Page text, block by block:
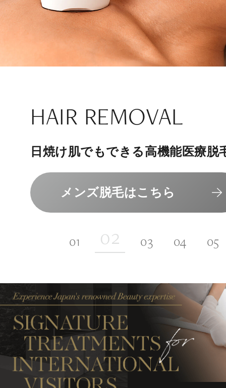
上質な美容医療サービスを提供し
人気メニューはこちら
HAIR REMOVAL
日焼け肌でもできる高機能医療脱
メンズ脱毛はこちら
組めるスキンケアトライアル
スキンケアトライアルはこ
PHILOSOPHY
“男性”特化の美容
コンセプトはこちら
内側から若々しく健康な身体へ
エクソソーム療法はこちら
NAD+点滴はこちら
INVITATION
メンバーシップを、最高のギフト
メンバーシップのご案内